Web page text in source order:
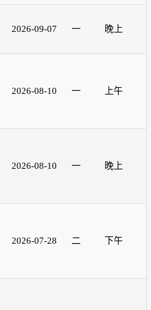
2026-09-07 一 晚上
2026-08-10 一 上午
2026-08-10 一 晚上
2026-07-28 二 下午